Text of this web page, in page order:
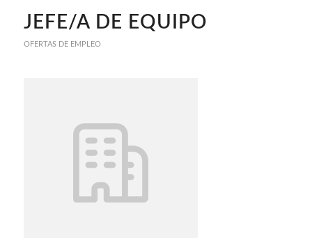
JEFE/A DE EQUIPO
OFERTAS DE EMPLEO